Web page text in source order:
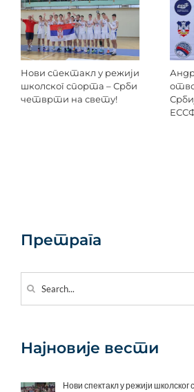
Нови спектакл у режији
школског спорта – Срби
четврти на свету!
Претрага
for:
Најновије вести
Нови спектакл у режији